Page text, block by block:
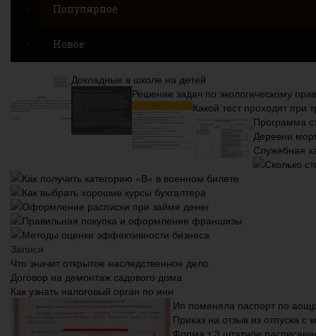
Популярное
Новое
Докладные в школе на детей
Решение задач по экологическому
Какой тест проходят при
Программа
Деревни
Служебная
Сколько
Как получить категорию «В» в военном билете
Как выбрать хорошие курсы бухгалтера
Оформление расписки при займе денег
Правильная покупка и оформление франшизы
Методы оценки эффективности бизнеса
Записи
Что значит открытое наследственное дело
Договор на демонтаж садового дома
Как узнать налоговый орган по инн
Ип поменяла паспорт по
Приказ на отзыв из отпуска
Форма т 3 штатное